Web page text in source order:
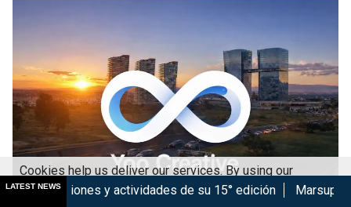
LATEST NEWS
y actividades de su 15° edición Marsupilami: Caos a
Cookies help us deliver our services. By using our
services, you agree to our use of cookies.
Got it